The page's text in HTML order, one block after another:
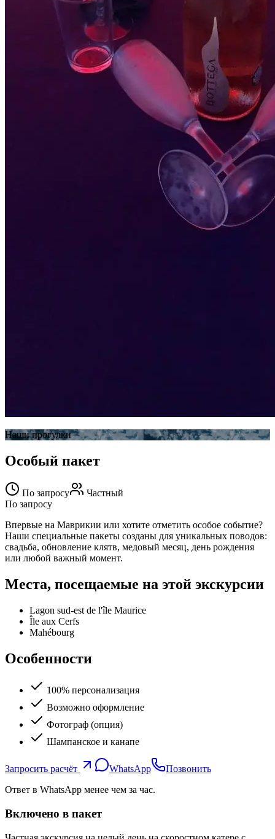
Наши прогулки
Особый пакет
По запросу
Частный
По запросу
Впервые на Маврикии или хотите отметить особое событие?
Наши специальные пакеты созданы для уникальных поводов:
свадьба, обновление клятв, медовый месяц, день рождения
или любой важный момент.
Места, посещаемые на этой экскурсии
Lagon sud-est de l'île Maurice
Île aux Cerfs
Mahébourg
Особенности
100% персонализация
Возможно оформление
Фотограф (опция)
Шампанское и канапе
Запросить расчёт WhatsApp
Позвонить
Ответ в WhatsApp менее чем за час.
Включено в пакет